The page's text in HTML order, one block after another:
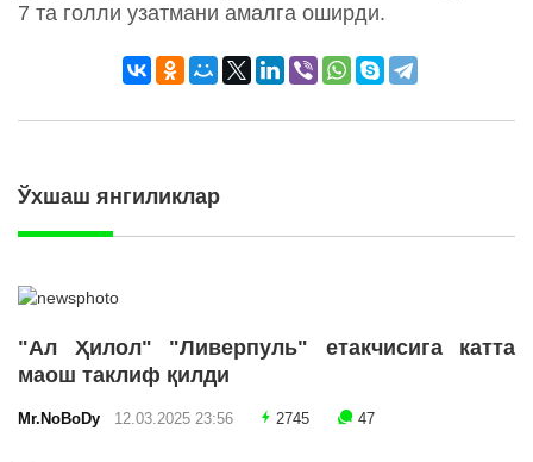
7 та голли узатмани амалга оширди.
Ўхшаш янгиликлар
"Ал Ҳилол" "Ливерпуль" етакчисига катта
маош таклиф қилди
Mr.NoBoDy 12.03.2025 23:56 2745 47